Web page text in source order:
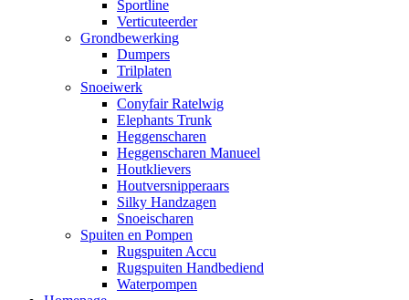
Sportline
Verticuteerder
Grondbewerking
Dumpers
Trilplaten
Snoeiwerk
Conyfair Ratelwig
Elephants Trunk
Heggenscharen
Heggenscharen Manueel
Houtklievers
Houtversnipperaars
Silky Handzagen
Snoeischaren
Spuiten en Pompen
Rugspuiten Accu
Rugspuiten Handbediend
Waterpompen